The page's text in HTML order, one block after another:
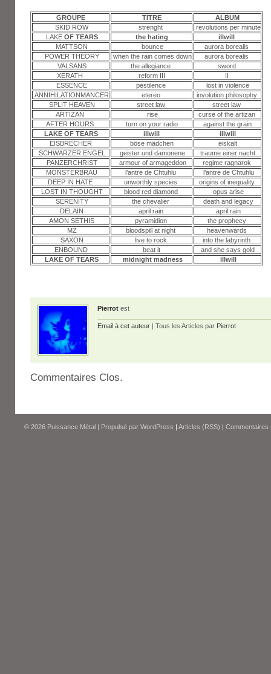
GROUPE TITRE
ALBUM
SKID ROW
strenght
revolutions per minute
LAKEOF TEARS the hating
illwill
MATTSON
bounce
aurora borealis
POWER THEORY
when the rain comes down
aurora borealis
VALSANS
the allegiance
sword
XERATH
reform III
II
ESSENCE
pestilence
lost in violence
ANNIHILATIONMANCER
etereo
involution philosophy
SPLIT HEAVEN
street law
street law
ARTIZAN
rise
curse of the artizan
AFTER HOURS
turn on your radio
against the grain
LAKE OF TEARS
illwill
illwill
EISBRECHER
böse mädchen
eiskalt
SCHWARZER ENGEL
geister und damonene
traume einer nacht
PANZERCHRIST
armour of armageddon
regime ragnarok
MONSTERBRAU
l’antre de Chtuhlu
l’antre de Chtuhlu
DEEP IN HATE
unworthly species
origins of inequality
LOST IN THOUGHT
blood red diamond
opus arise
SERENITY
the chevalier
death and legacy
DELAIN
april rain
april rain
AMON SETHIS
pyramidion
the prophecy
MZ
bloodspill at night
heavenwards
SAXON
live to rock
into the labyrinth
ENBOUND
beat it
and she says gold
LAKE OF TEARS
midnight madness illwill
Pierrot est
Email à cet auteur | Tous les Articles par Pierrot
Commentaires Clos.
© 2026 Puissance Métal | Propulsé par WordPress | Articles (RSS) | Commentaires